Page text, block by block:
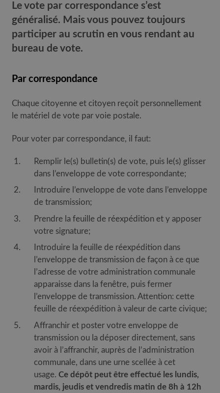
Le vote par correspondance s’est
généralisé. Mais vous pouvez toujours
participer au scrutin en vous rendant au
bureau de vote.
Par correspondance
Chaque citoyenne et citoyen reçoit personnellement
le matériel de vote par voie postale.
Pour voter par correspondance, il faut:
Remplir le(s) bulletin(s) de vote, puis le(s) glisser
dans l’enveloppe de vote correspondante;
Introduire l’enveloppe de vote dans l’enveloppe
de transmission;
Prendre la feuille de réexpédition et y apposer
votre signature;
Introduire la feuille de réexpédition dans
l’enveloppe de transmission de façon à ce que
l’adresse de votre administration communale
apparaisse dans la fenêtre, puis fermer
l’enveloppe de transmission. Attention: cette
feuille de réexpédition à valeur de carte civique;
Affranchir et poster votre enveloppe de
transmission ou la déposer directement, sans
avoir à l’affranchir, auprès de l’administration
communale, dans une urne scellée à cet
usage. Ce dépôt peut être effectué les lundis,
mardis, jeudis et vendredis matin de 8h à 12h